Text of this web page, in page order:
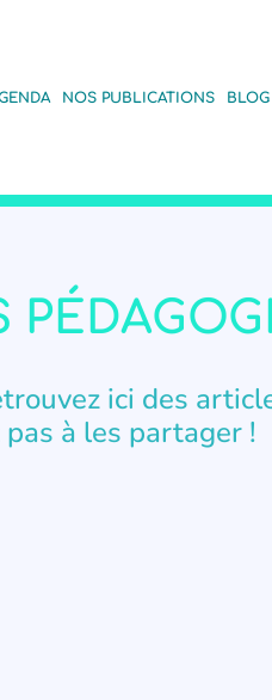
NOS PUBLICATIONS BLOG
ici des
à les partager !